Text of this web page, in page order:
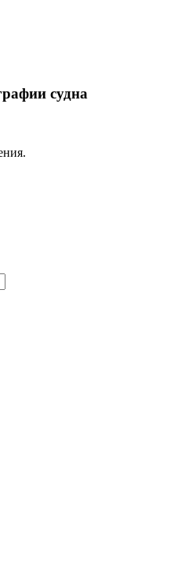
судна